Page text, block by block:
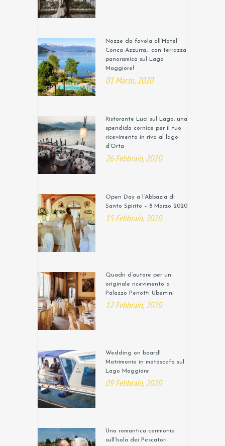
Nozze da favola all’Hotel
Conca Azzurra… con terrazza
panoramica sul Lago
Maggiore!
01 Marzo, 2020
Ristorante Luci sul Lago, una
spendida cornice per il tuo
ricevimento in riva al lago
d’Orta
26 Febbraio, 2020
Open Day a l’Abbazia di
Santo Spirito – 8 Marzo 2020
15 Febbraio, 2020
Quadri d’autore per un
originale ricevimento a
Palazzo Penotti Ubertini
12 Febbraio, 2020
Wedding on board!
Matrimonio in motoscafo sul
Lago Maggiore
09 Febbraio, 2020
Una romantica cerimonia
sull’Isola dei Pescatori